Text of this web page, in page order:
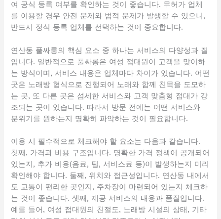
여 공식 등록 여부를 확인하는 것이 좋습니다. 무허가 업체
를 이용할 경우 안전 문제와 법적 문제가 발생할 수 있으니,
반드시 정식 등록 업체를 선택하는 것이 중요합니다.
연산동 풀싸롱의 핵심 요소 중 하나는 서비스의 다양성과 질
입니다. 일반적으로 풀싸롱은 여성 접대원이 고객을 맞이하
는 방식이며, 서비스 내용은 업체마다 차이가 있습니다. 어떤
곳은 노래방 형식으로 진행되어 노래와 함께 친목을 도모하
는 곳, 또 다른 곳은 섬세한 서비스와 고객 맞춤형 접대가 강
조되는 곳이 있습니다. 따라서 방문 전에는 어떤 서비스와
분위기를 원하는지 명확히 파악하는 것이 필요합니다.
이용 시 필수적으로 체크해야 할 요소는 다음과 같습니다.
첫째, 가격과 비용 구조입니다. 명확한 가격 정책이 공개되어
있는지, 추가 비용(음료, 팁, 서비스료 등)이 발생하는지 미리
확인해야 합니다. 둘째, 위치와 접근성입니다. 연산동 내에서
도 교통이 편리한 곳인지, 주차장이 마련되어 있는지 체크하
는 것이 좋습니다. 셋째, 제공 서비스의 내용과 품질입니다.
예를 들어, 여성 접대원의 친절도, 노래방 시설의 상태, 기타